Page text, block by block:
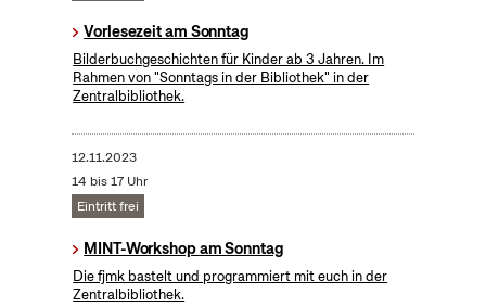
Vorlesezeit am Sonntag
Bilderbuchgeschichten für Kinder ab 3 Jahren. Im
Rahmen von "Sonntags in der Bibliothek" in der
Zentralbibliothek.
12.11.2023
14 bis 17 Uhr
Eintritt frei
MINT-Workshop am Sonntag
Die fjmk bastelt und programmiert mit euch in der
Zentralbibliothek.